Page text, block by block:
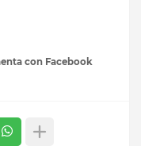
con Facebook